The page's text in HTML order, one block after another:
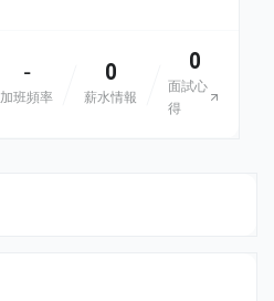
-
加班頻率
0
薪水情報
0
面試心
得